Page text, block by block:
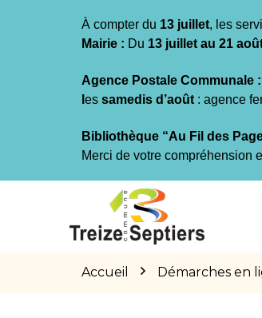
À compter du 13 juillet, les
Mairie : Du 13 juillet au 21
Agence Postale Communale :
es samedis d’août : agence
Bibliothèque “Au Fil des
Merci de votre compréhension
Accueil Démarches en